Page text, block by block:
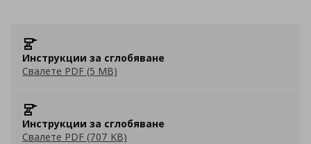
Инструкции за сглобяване
Свалете PDF (5 MB)
Инструкции за сглобяване
Свалете PDF (707 KB)